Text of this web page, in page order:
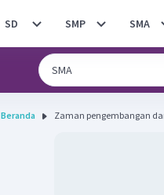
SD SMP SMA
Beranda Zaman pengembangan